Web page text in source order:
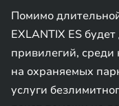
Помимо
EXLANTIX ES
привилегий, среди
на охраняемых
услуги